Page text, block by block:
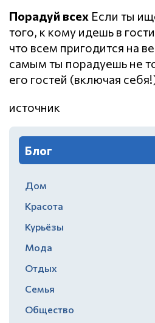
Порадуй всех Если ты
того, к кому идешь в
что всем пригодится на
самым ты порадуешь не
его гостей (включая
источник
Блог
Дом
Красота
Курьёзы
Мода
Отдых
Семья
Общество